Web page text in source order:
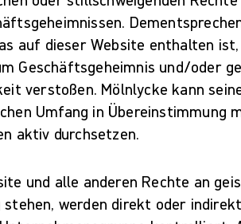
auf dieser Website enthalten
Geschäftsgeheimnis und/oder
verstoßen. Mölnlycke kann
Umfang in Übereinstimmung
aktiv durchsetzen.
und alle anderen Rechte an
stehen, werden direkt oder